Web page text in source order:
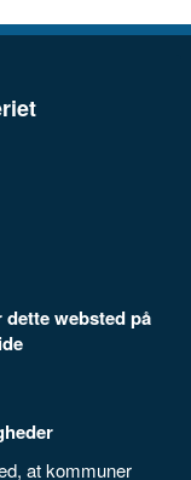
websted på
at kommuner